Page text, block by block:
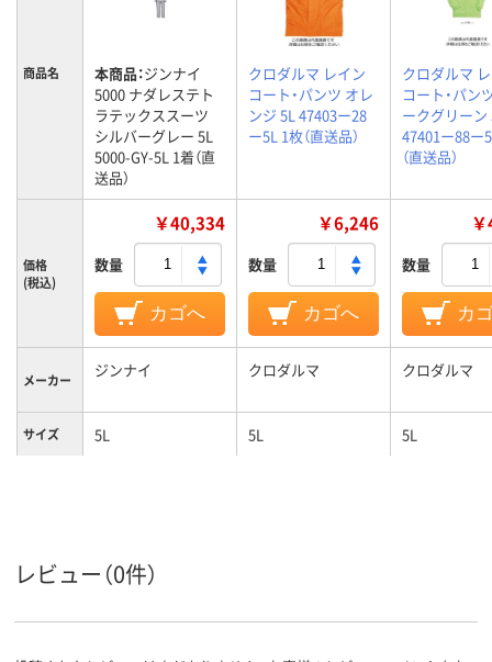
商品名 本商品：ジンナイ
5000 ナダレステト
ラテックススーツ
シルバーグレー 5L
5000-GY-5L 1着（直
送品）
クロダルマ レイン
コート・パンツ オレ
ンジ 5L 47403ー28
ー5L 1枚（直送品）
クロダルマ
コート・パン
ークグリーン
47401ー88ー
（直送品）
価格
(税込)
￥40,334
数量
カゴへ
￥6,246
数量
カゴへ
数量
カ
メーカー ジンナイ クロダルマ クロダルマ
サイズ 5L 5L 5L
レビュー（0件）